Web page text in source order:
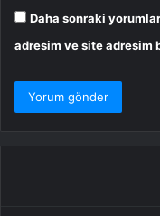
Daha sonraki
adresim ve site adresim